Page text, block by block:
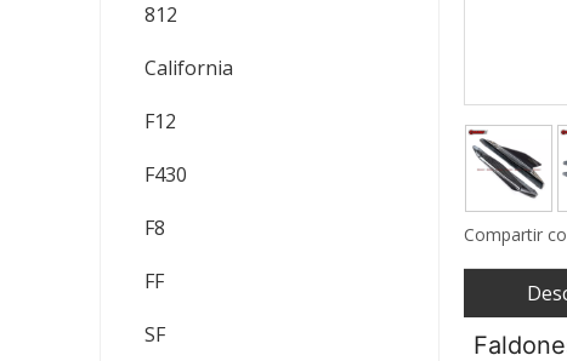
812
California
F12
F430
F8
FF
SF
Compartir